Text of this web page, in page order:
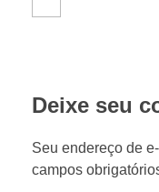
o
t
a
Deixe seu
Seu endereço de
campos